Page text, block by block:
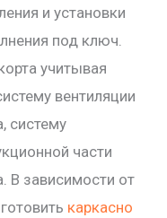
и установки
под ключ.
учитывая
вентиляции
систему
части
В зависимости от
каркасно